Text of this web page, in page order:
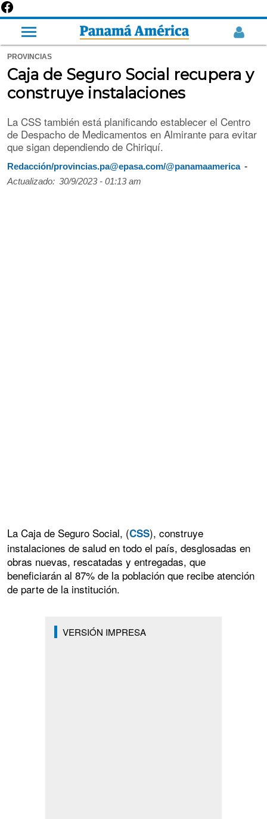
PROVINCIAS
Caja de Seguro Social recupera y
construye instalaciones
La CSS también está planificando establecer el Centro
de Despacho de Medicamentos en Almirante para evitar
que sigan dependiendo de Chiriquí.
Redacción/provincias.pa@epasa.com/@panamaamerica -
Actualizado: 30/9/2023 - 01:13 am
La Caja de Seguro Social, (CSS), construye
instalaciones de salud en todo el país, desglosadas en
obras nuevas, rescatadas y entregadas, que
beneficiarán al 87% de la población que recibe atención
de parte de la institución.
VERSIÓN IMPRESA